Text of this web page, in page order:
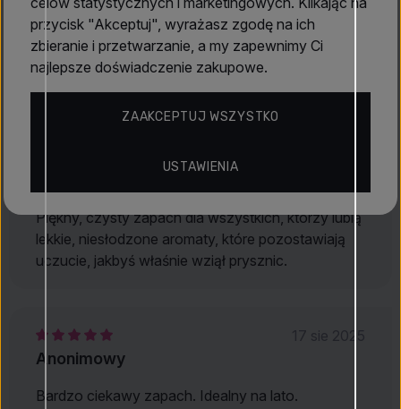
Jo Malone
Piękny, czysty zapach dla wszystkich, którzy lubią
lekkie, niesłodzone aromaty, które pozostawiają
uczucie, jakbyś właśnie wziął prysznic.
Anonimowy
Bardzo ciekawy zapach. Idealny na lato.
przycisk "Akceptuj", wyrażasz zgodę na ich
zbieranie i przetwarzanie, a my zapewnimy Ci
najlepsze doświadczenie zakupowe.
USTAWIENIA
ZAAKCEPTUJ WSZYSTKO